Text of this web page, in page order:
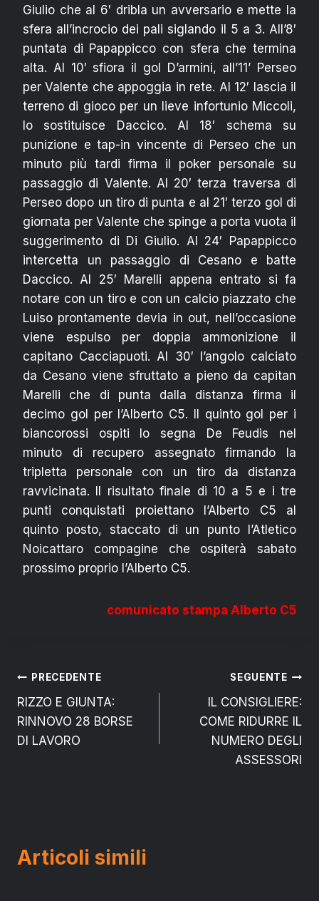
Giulio che al 6′ dribla un avversario e mette la
sfera all’incrocio dei pali siglando il 5 a 3. All’8′
puntata di Papappicco con sfera che termina
alta. Al 10′ sfiora il gol D’armini, all’11’ Perseo
per Valente che appoggia in rete. Al 12′ lascia il
terreno di gioco per un lieve infortunio Miccoli,
lo sostituisce Daccico. Al 18′ schema su
punizione e tap-in vincente di Perseo che un
minuto più tardi firma il poker personale su
passaggio di Valente. Al 20′ terza traversa di
Perseo dopo un tiro di punta e al 21′ terzo gol di
giornata per Valente che spinge a porta vuota il
suggerimento di Di Giulio. Al 24′ Papappicco
intercetta un passaggio di Cesano e batte
Daccico. Al 25′ Marelli appena entrato si fa
notare con un tiro e con un calcio piazzato che
Luiso prontamente devia in out, nell’occasione
viene espulso per doppia ammonizione il
capitano Cacciapuoti. Al 30′ l’angolo calciato
da Cesano viene sfruttato a pieno da capitan
Marelli che di punta dalla distanza firma il
decimo gol per l’Alberto C5. Il quinto gol per i
biancorossi ospiti lo segna De Feudis nel
minuto di recupero assegnato firmando la
tripletta personale con un tiro da distanza
ravvicinata. Il risultato finale di 10 a 5 e i tre
punti conquistati proiettano l’Alberto C5 al
quinto posto, staccato di un punto l’Atletico
Noicattaro compagine che ospiterà sabato
prossimo proprio l’Alberto C5.
comunicato stampa Alberto C5
Navigazione
articoli
PRECEDENTE
RIZZO E GIUNTA:
RINNOVO 28 BORSE
DI LAVORO
SEGUENTE
IL CONSIGLIERE:
COME RIDURRE IL
NUMERO DEGLI
ASSESSORI
Articoli simili